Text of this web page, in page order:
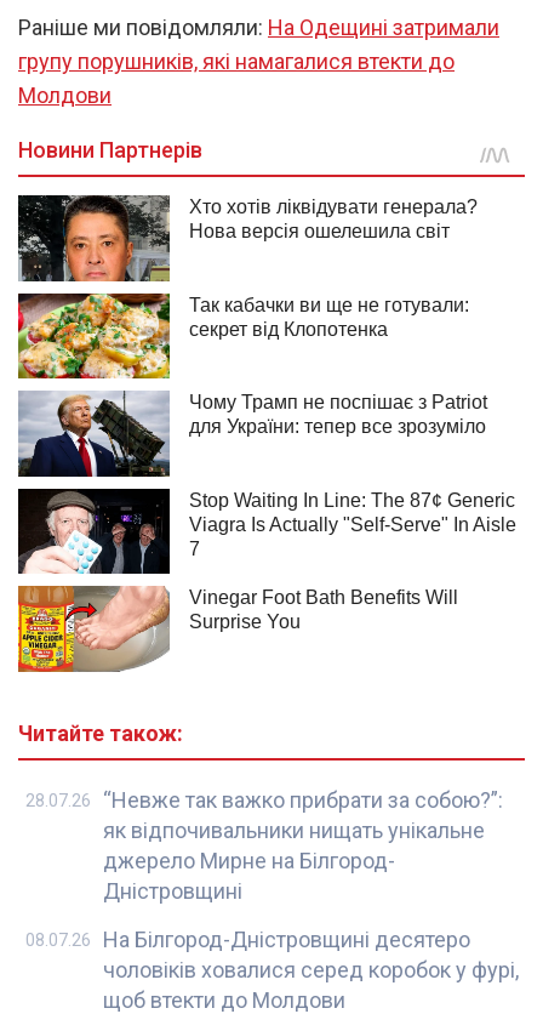
Раніше ми повідомляли: На Одещині затримали
групу порушників, які намагалися втекти до
Молдови
Читайте також:
“Невже так важко прибрати за собою?”:
як відпочивальники нищать унікальне
джерело Мирне на Білгород-
Дністровщині
28.07.26
На Білгород-Дністровщині десятеро
чоловіків ховалися серед коробок у фурі,
щоб втекти до Молдови
08.07.26